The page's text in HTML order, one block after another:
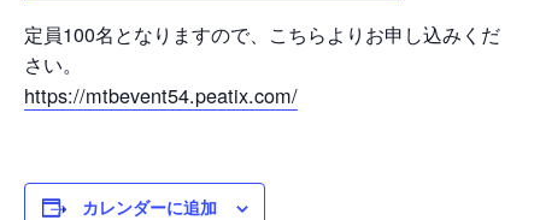
定員100名となりますので、こちらよりお申し込みくだ
さい。
https://mtbevent54.peatix.com/
カレンダーに追加